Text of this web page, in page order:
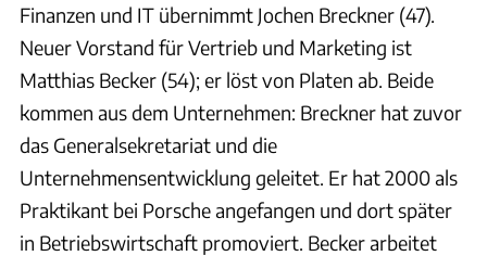
Finanzen und IT übernimmt Jochen Breckner (47).
Neuer Vorstand für Vertrieb und Marketing ist
Matthias Becker (54); er löst von Platen ab. Beide
kommen aus dem Unternehmen: Breckner hat zuvor
das Generalsekretariat und die
Unternehmensentwicklung geleitet. Er hat 2000 als
Praktikant bei Porsche angefangen und dort später
in Betriebswirtschaft promoviert. Becker arbeitet